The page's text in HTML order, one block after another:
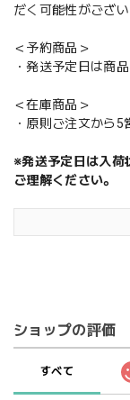
だく可能性がござい
＜予約商品＞
・発送予定日は商
＜在庫商品＞
・原則ご注文から5
※発送予定日は入荷
ご理解ください。
ショップの評価
すべて